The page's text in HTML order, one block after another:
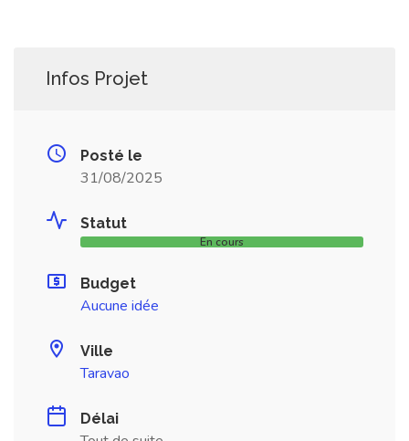
Infos Projet
Posté le
31/08/2025
Statut
En cours
Budget
Aucune idée
Ville
Taravao
Délai